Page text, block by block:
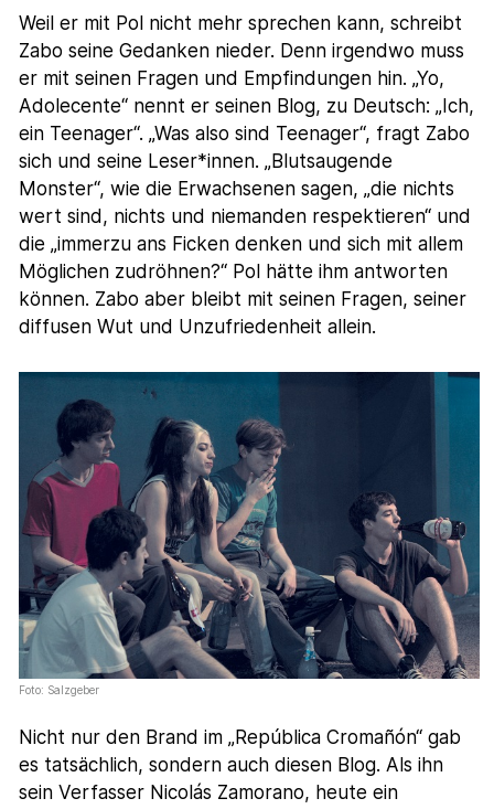
Weil er mit Pol nicht mehr sprechen kann, schreibt
Zabo seine Gedanken nieder. Denn irgendwo muss
er mit seinen Fragen und Empfindungen hin. „Yo,
Adolecente“ nennt er seinen Blog, zu Deutsch: „Ich,
ein Teenager“. „Was also sind Teenager“, fragt Zabo
sich und seine Leser*innen. „Blutsaugende
Monster“, wie die Erwachsenen sagen, „die nichts
wert sind, nichts und niemanden respektieren“ und
die „immerzu ans Ficken denken und sich mit allem
Möglichen zudröhnen?“ Pol hätte ihm antworten
können. Zabo aber bleibt mit seinen Fragen, seiner
diffusen Wut und Unzufriedenheit allein.
Foto: Salzgeber
Nicht nur den Brand im „República Cromañón“ gab
es tatsächlich, sondern auch diesen Blog. Als ihn
sein Verfasser Nicolás Zamorano, heute ein